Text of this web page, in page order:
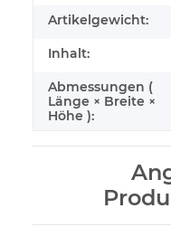
Artikelgewicht:
Inhalt:
Abmessungen (
Länge × Breite ×
Höhe ):